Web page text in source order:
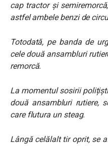
cap tractor și
astfel ambele benzi de
Totodată, pe banda de
cele două ansambluri
remorcă.
La momentul sosirii
două ansambluri rutiere,
care flutura un steag.
Lângă celălalt tir oprit, se